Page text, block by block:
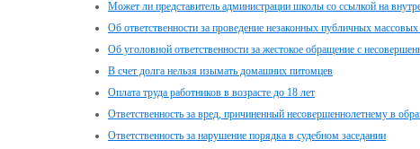
Может ли представитель администрации школы со ссылкой на
Об ответственности за проведение незаконных публичных
Об уголовной ответственности за жестокое обращение с
В счет долга нельзя изымать домашних питомцев
Оплата труда работников в возрасте до 18 лет
Ответственность за вред, причиненный несовершеннолетнему в
Ответственность за нарушение порядка в судебном заседании